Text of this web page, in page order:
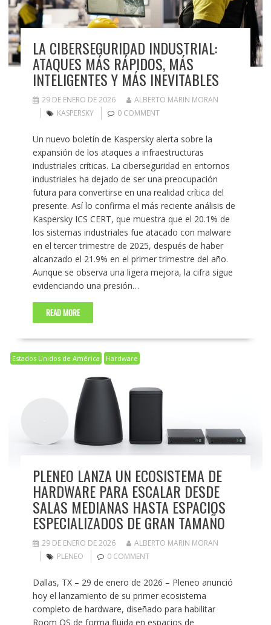
LA CIBERSEGURIDAD INDUSTRIAL:
ATAQUES MÁS RÁPIDOS, MÁS
INTELIGENTES Y MÁS INEVITABLES
29 DE ENERO DE 2026
ALBERTO MARIN MORAN
KASPERSKY
0 COMMENT
Un nuevo boletín de Kaspersky alerta sobre la
expansión de los ataques a infraestructuras
industriales críticas. La ciberseguridad en entornos
industriales ha dejado de ser una preocupación
futura para convertirse en una realidad crítica del
presente. Así lo confirma el más reciente análisis de
Kaspersky ICS CERT, que muestra que el 20.1% de
los sistemas industriales fue atacado con malware
en el tercer trimestre de 2025, después de haber
alcanzado el 21.9% en el primer trimestre del año.
Aunque se observa una ligera mejora, la cifra sigue
evidenciando una presión…
READ MORE
Estados Unidos de América Hardware
PLENEO LANZA UN ECOSISTEMA DE
HARDWARE PARA ESCALAR DESDE
SALAS MEDIANAS HASTA ESPACIOS
ESPECIALIZADOS DE GRAN TAMAÑO
29 DE ENERO DE 2026
ALBERTO MARIN MORAN
PLENEO
0 COMMENT
Dallas, TX – 29 de enero de 2026 – Pleneo anunció
hoy el lanzamiento de su primer ecosistema
completo de hardware, diseñado para habilitar
Room OS de forma fluida en espacios de